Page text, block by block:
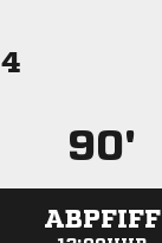

90'
ABPFIFF